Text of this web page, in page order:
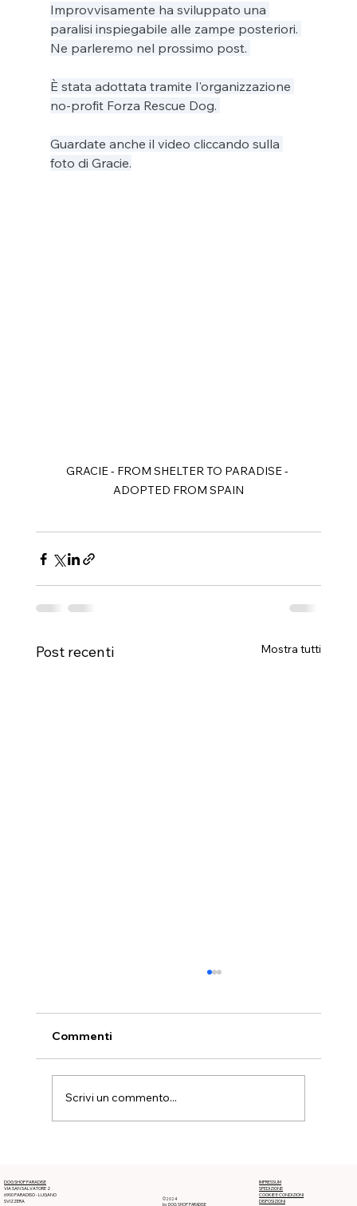
Improvvisamente ha sviluppato una
paralisi inspiegabile alle zampe posteriori.
Ne parleremo nel prossimo post.
È stata adottata tramite l'organizzazione
no-profit Forza Rescue Dog.
Guardate anche il video cliccando sulla
foto di Gracie.
GRACIE - FROM SHELTER TO PARADISE -
ADOPTED FROM SPAIN
Post recenti Mostra tutti
Nala - la mia infermiera
Commenti
Scrivi un commento...
DOG SHOP PARADISE
VIA SAN SALVATORE 2
6900 PARADISO - LUGANO
SVIZZERA
©2024
by DOG SHOP PARADISE
IMPRESSUM
SPEDIZIONE
COOKIE E CONDIZIONI
DISPOSIZIONI